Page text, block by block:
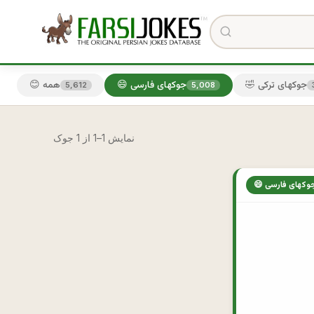
😊 همه 5,612 😄 جوکهای فارسی 5,008 🤣 جوکهای ترکی
نمایش 1–1 از 1 جوک
جوکهای فارسی